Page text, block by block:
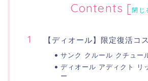
Contents [閉じ
【ディオール】限定復活コ
サンク クルール クチュー
ディオール アディクト リ
ー